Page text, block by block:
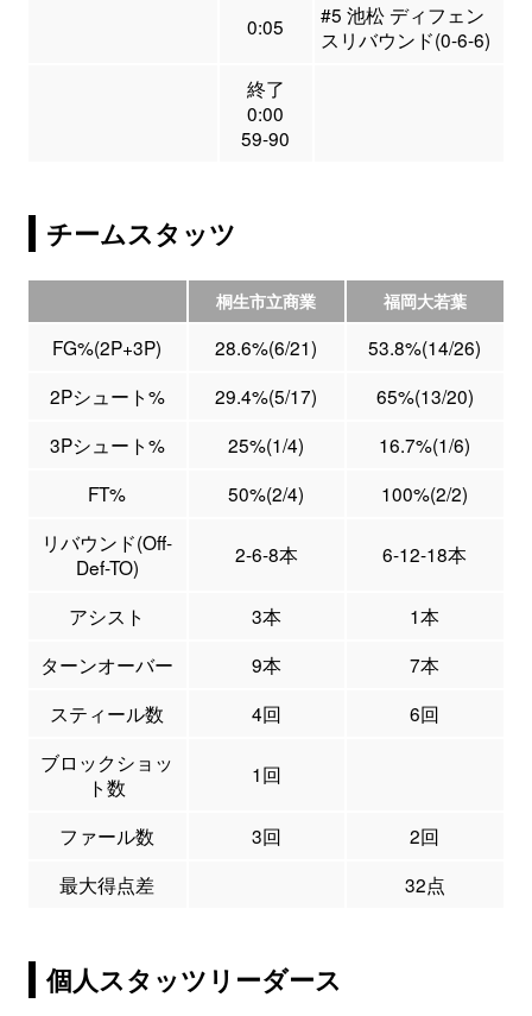
0:05
#5 池松 ディフェン
スリバウンド(0-6-6)
終了
0:00
59-90
チームスタッツ
桐生市立商業 福岡大若葉
FG%(2P+3P) 28.6%(6/21)
53.8%(14/26)
2Pシュート%
29.4%(5/17)
65%(13/20)
3Pシュート%
25%(1/4)
16.7%(1/6)
FT%
50%(2/4)
100%(2/2)
リバウンド(Off-
Def-TO)
2-6-8本 6-12-18本
アシスト 3本
1本
ターンオーバー
9本
7本
スティール数
4回
6回
ブロックショッ
ト数
1回
ファール数 3回
2回
最大得点差
32点
個人スタッツリーダース